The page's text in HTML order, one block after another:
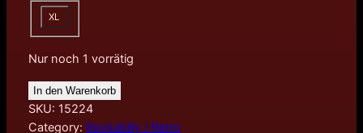
XL
Nur noch 1 vorrätig
In den Warenkorb
SKU: 15224
Category: Rockabilly / Retro